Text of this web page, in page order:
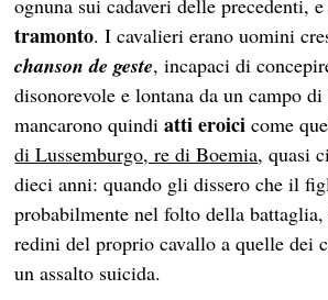
ognuna sui cadaveri delle precedenti,
tramonto. I cavalieri erano uomini
chanson de geste, incapaci di
disonorevole e lontana da un campo
mancarono quindiatti eroici come
di Lussemburgo, re di Boemia, quasi
dieci anni: quando gli dissero che il
probabilmente nel folto della battaglia,
redini del proprio cavallo a quelle dei
un assalto suicida.